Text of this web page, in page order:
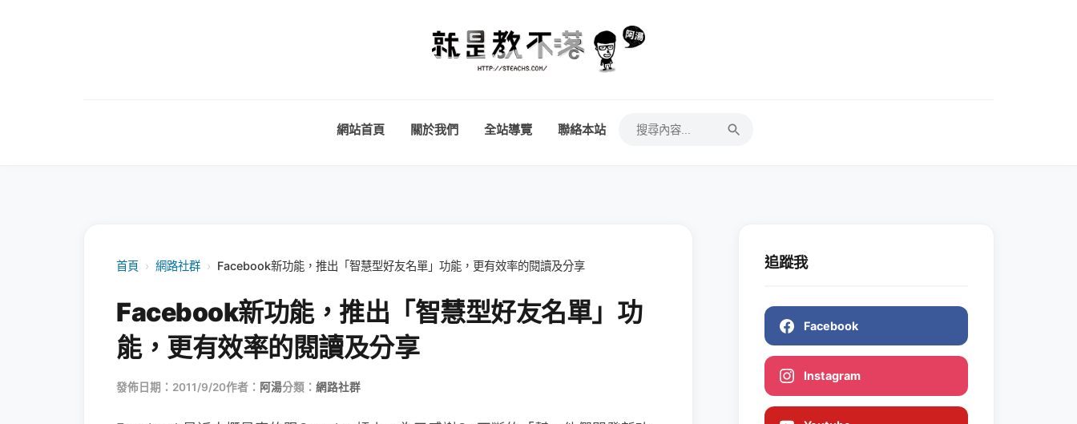
網站首頁 關於我們 全站導覽 聯絡本站
首頁 › 網路社群 › Facebook新功能，推出「智慧型好友名單」功能，更有效率的閱讀及分享
Facebook新功能，推出「智慧型好友名單」功
能，更有效率的閱讀及分享
發佈日期：2011/9/20作者： 阿湯分類： 網路社群
追蹤我
Facebook
Instagram